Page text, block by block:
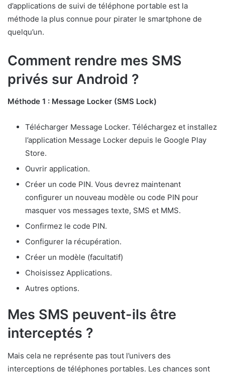
d’applications de suivi de téléphone portable est la
méthode la plus connue pour pirater le smartphone de
quelqu’un.
Comment rendre mes SMS
privés sur Android ?
Méthode 1 : Message Locker (SMS Lock)
Télécharger Message Locker. Téléchargez et installez
l’application Message Locker depuis le Google Play
Store.
Ouvrir application.
Créer un code PIN. Vous devrez maintenant
configurer un nouveau modèle ou code PIN pour
masquer vos messages texte, SMS et MMS.
Confirmez le code PIN.
Configurer la récupération.
Créer un modèle (facultatif)
Choisissez Applications.
Autres options.
Mes SMS peuvent-ils être
interceptés ?
Mais cela ne représente pas tout l’univers des
interceptions de téléphones portables. Les chances sont